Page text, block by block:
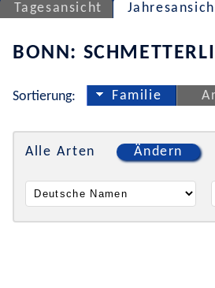
Tagesansicht
BONN:
Sortierung: Familie
Alle Arten Ändern